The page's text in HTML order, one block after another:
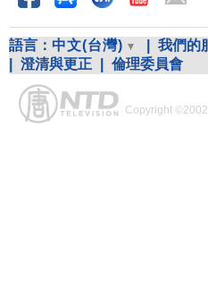
語言： 中文(台灣) 我們的
澄清與更正 倫理委員會
Copyright